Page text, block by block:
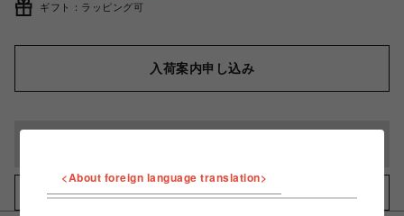
ギフト：ラッピング可
入荷案内申し込み
お気に入りアイテムに追加
<About foreign language translation>